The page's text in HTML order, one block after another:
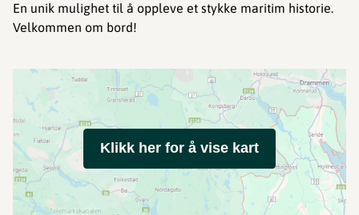
En unik mulighet til å oppleve et stykke maritim historie.
Velkommen om bord!
Klikk her for å vise kart